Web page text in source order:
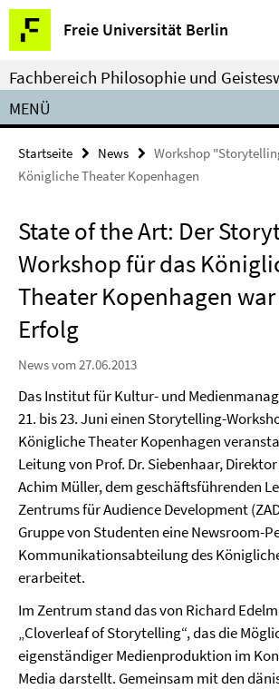
Springe
direkt
zu
Inhalt
Freie Universität Berlin
Service-
Navigation
Fachbereich Philosophie und
MENÜ
Startseite News
Workshop
Königliche Theater Kopenhagen
State of the Art: Der
Workshop für das
Theater Kopenhagen
Erfolg
News vom 27.06.2013
Das Institut für Kultur- und
21. bis 23. Juni einen Storytelling-
Königliche Theater Kopenhagen
Leitung von Prof. Dr. Siebenhaar, Direktor
Achim Müller, dem geschäftsführenden
Zentrums für Audience Development
Gruppe von Studenten eine Newsroom-
Kommunikationsabteilung des
erarbeitet.
Im Zentrum stand das von Richard
„Cloverleaf of Storytelling“, das die
eigenständiger Medienproduktion im
Media darstellt. Gemeinsam mit den